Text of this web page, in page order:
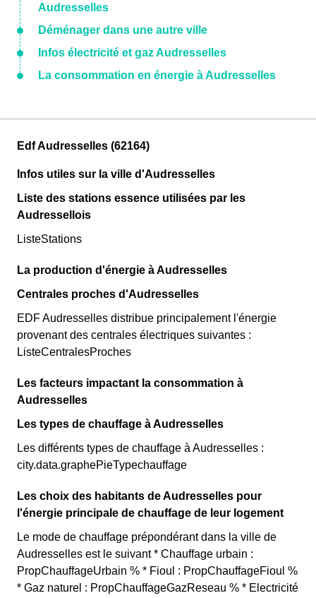
Audresselles
Déménager dans une autre ville
Infos électricité et gaz Audresselles
La consommation en énergie à Audresselles
Edf Audresselles (62164)
Infos utiles sur la ville d'Audresselles
Liste des stations essence utilisées par les
Audressellois
ListeStations
La production d'énergie à Audresselles
Centrales proches d'Audresselles
EDF Audresselles distribue principalement l'énergie
provenant des centrales électriques suivantes :
ListeCentralesProches
Les facteurs impactant la consommation à
Audresselles
Les types de chauffage à Audresselles
Les différents types de chauffage à Audresselles :
city.data.graphePieTypechauffage
Les choix des habitants de Audresselles pour
l'énergie principale de chauffage de leur logement
Le mode de chauffage prépondérant dans la ville de
Audresselles est le suivant * Chauffage urbain :
PropChauffageUrbain % * Fioul : PropChauffageFioul %
* Gaz naturel : PropChauffageGazReseau % * Electricité